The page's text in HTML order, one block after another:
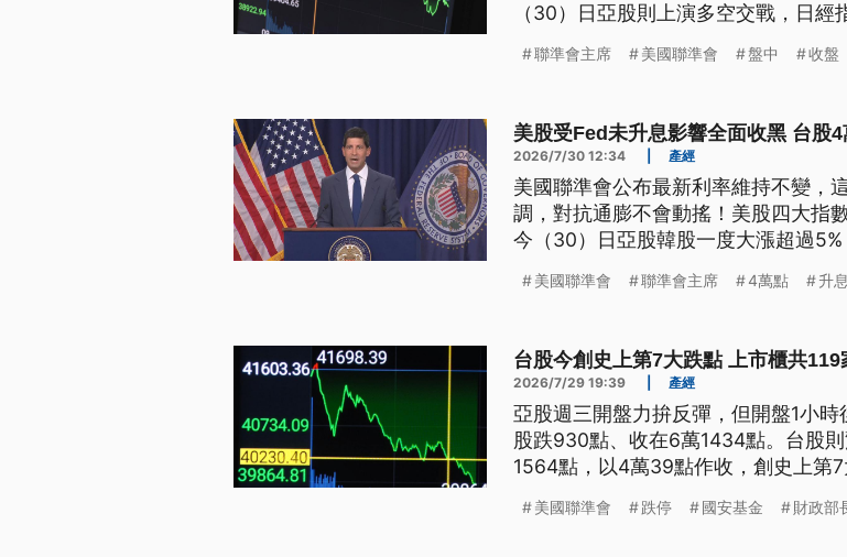
（30）日亞股則上演多空交戰，日
4萬點。
聯準會主席 美國聯準會 盤中 收盤
美股受Fed未升息影響全面收黑 台股
2026/7/30 12:34 產經
美國聯準會公布最新利率維持不變，
調，對抗通膨不會動搖！美股四大指
今（30）日亞股韓股一度大漲超過
美國聯準會 聯準會主席 4萬點 升息
台股今創史上第7大跌點 上市櫃共119
2026/7/29 19:39 產經
亞股週三開盤力拚反彈，但開盤1小
股跌930點、收在6萬1434點。台股
1564點，以4萬39點作收，創史上第
翠雲表示，目前將持續關注國際情勢
美國聯準會 跌停 國安基金 財政部